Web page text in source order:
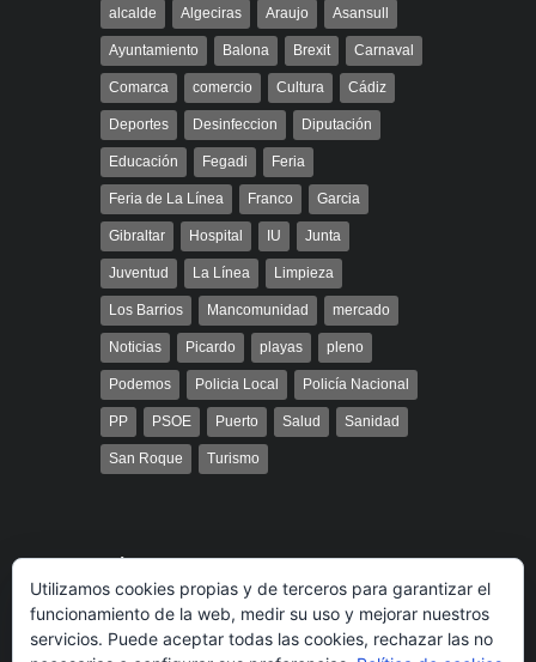
alcalde Algeciras Araujo Asansull
Ayuntamiento Balona Brexit Carnaval
Comarca comercio Cultura Cádiz
Deportes Desinfeccion Diputación
Educación Fegadi Feria
Feria de La Línea Franco Garcia
Gibraltar Hospital IU Junta
Juventud La Línea Limpieza
Los Barrios Mancomunidad mercado
Noticias Picardo playas pleno
Podemos Policia Local Policía Nacional
PP PSOE Puerto Salud Sanidad
San Roque Turismo
Búsqueda
Utilizamos cookies propias y de terceros para garantizar el
funcionamiento de la web, medir su uso y mejorar nuestros
servicios. Puede aceptar todas las cookies, rechazar las no